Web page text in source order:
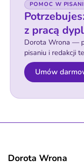
POMOC W
z pracą
Dorota Wrona —
pisaniu i redakcji
Umów
Dorota Wrona